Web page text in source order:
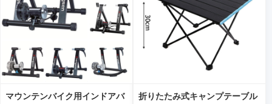
マウンテンバイク用インドアバ
折りたたみ式キャンプテーブル